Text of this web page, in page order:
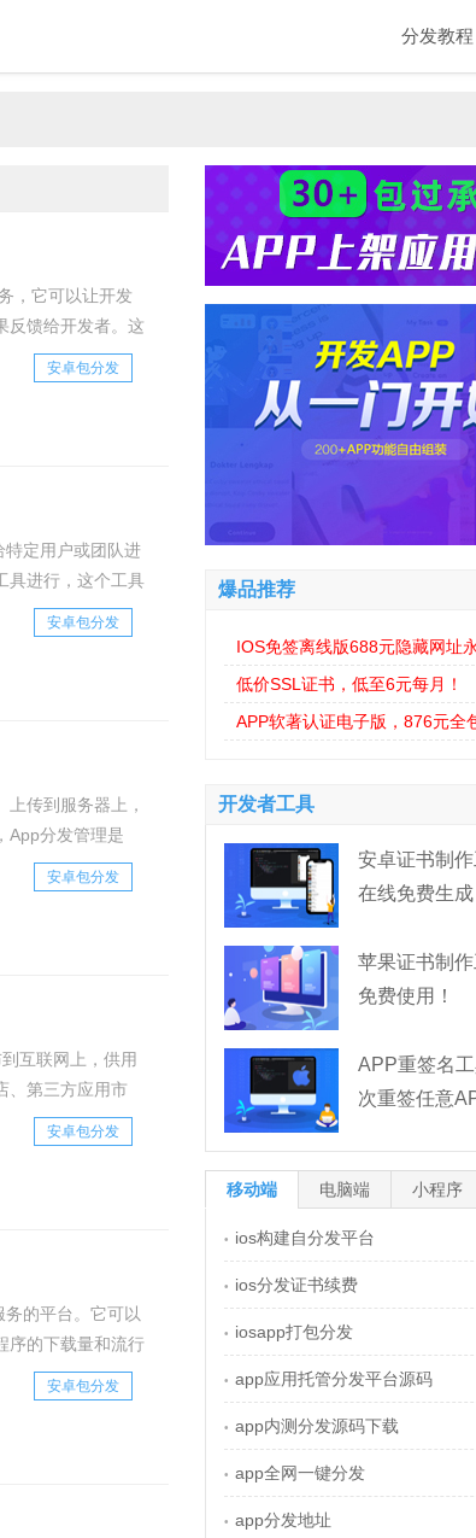
分发教程
，它可以让开发
反馈给开发者。这
将测试任务分配
问题，开发者可
安卓包分发
特定用户或团队进
具进行，这个工具
测试的工具，可
安卓包分发
传到服务器上，
App分发管理是
的重要环节。
安卓包分发
互联网上，供用
、第三方应用市
店是最为常见的
安卓包分发
的平台。它可以
序的下载量和流行
。一、App分发
安卓包分发
爆品推荐
IOS免签离线版688元隐藏网址
低价SSL证书，低至6元每月！
APP软著认证电子版，876元全
开发者工具
安卓证书制作
在线免费生成
苹果证书制作
免费使用！
APP重签名
次重签任意
移动端 电脑端 小程序
• ios构建自分发平台
• ios分发证书续费
• iosapp打包分发
• app应用托管分发平台源码
• app内测分发源码下载
• app全网一键分发
• app分发地址